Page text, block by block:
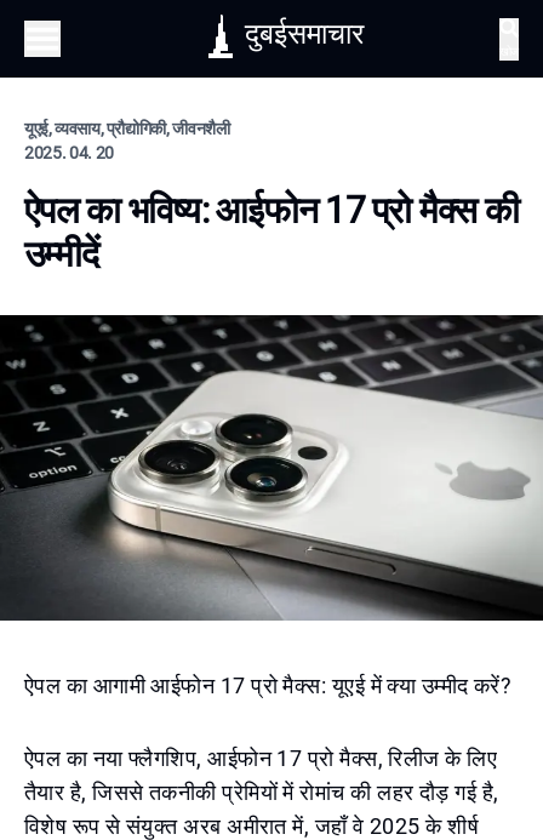
दुबईसमाचार
यूएई, व्यवसाय, प्रौद्योगिकी, जीवनशैली
2025. 04. 20
ऐपल का भविष्य: आईफोन 17 प्रो मैक्स की
उम्मीदें
ऐपल का आगामी आईफोन 17 प्रो मैक्स: यूएई में क्या उम्मीद करें?
ऐपल का नया फ्लैगशिप, आईफोन 17 प्रो मैक्स, रिलीज के लिए
तैयार है, जिससे तकनीकी प्रेमियों में रोमांच की लहर दौड़ गई है,
विशेष रूप से संयुक्त अरब अमीरात में, जहाँ वे 2025 के शीर्ष